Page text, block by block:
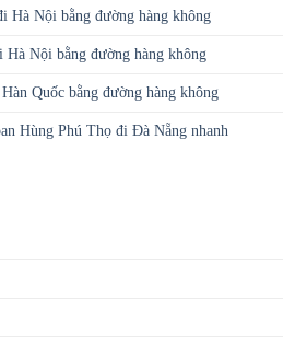
Hà Nội bằng đường hàng không
Nội bằng đường hàng không
Quốc bằng đường hàng không
Hùng Phú Thọ đi Đà Nẵng nhanh